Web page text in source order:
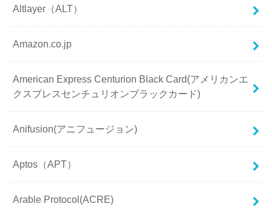
Altlayer（ALT）
Amazon.co.jp
American Express Centurion Black Card(アメリカンエ
クスプレスセンチュリオンブラックカード)
Anifusion(アニフュージョン)
Aptos（APT）
Arable Protocol(ACRE)